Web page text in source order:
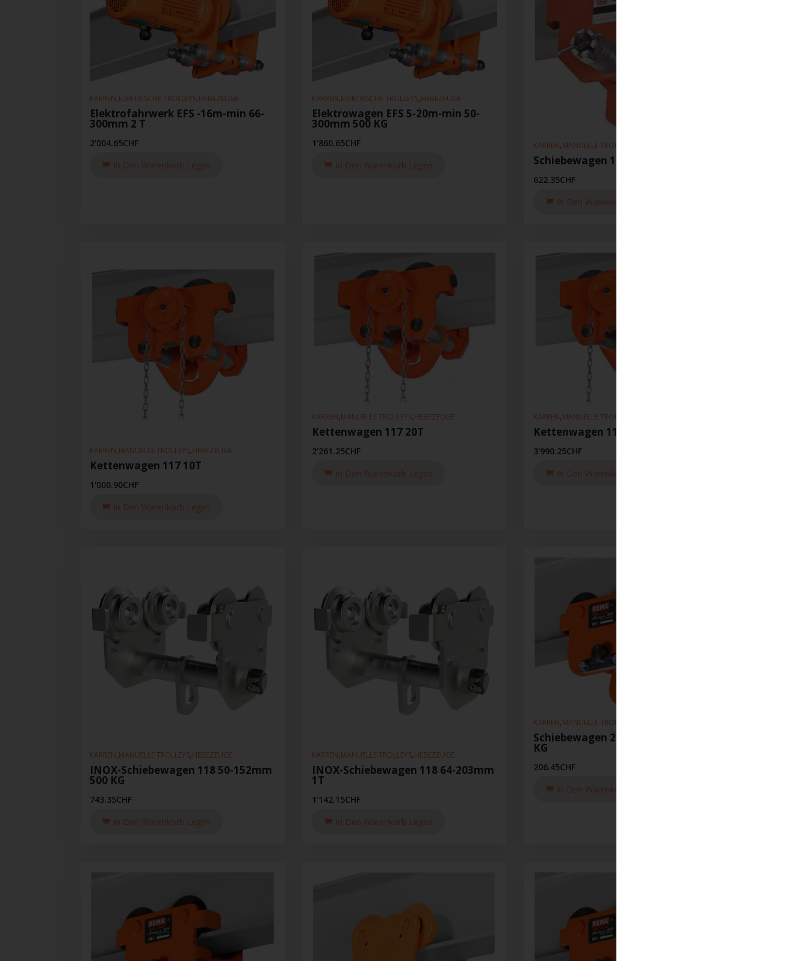
KARREN,ELEKTRISCHE TROLLEYS,HEBEZEUGE
Elektrofahrwerk EFS -16m-min 66-
300mm 2 T
2'004.65CHF
In Den Warenkorb Legen
KARREN,ELEKTRISCHE TROLLEYS,HEBEZEUGE
Elektrowagen EFS 5-20m-min 50-
300mm 500 KG
1'860.65CHF
In Den Warenkorb Legen
KARREN,MANUELLE TROLLEYS
Schiebewagen 116 114-203mm 5T
622.35CHF
In Den Warenkorb Legen
KARREN,MANUELLE TROLLEYS,HEBEZEUGE
Kettenwagen 117 10T
1'000.90CHF
In Den Warenkorb Legen
KARREN,MANUELLE TROLLEYS,HEBEZEUGE
Kettenwagen 117 20T
2'261.25CHF
In Den Warenkorb Legen
KARREN,MANUELLE TROLLEYS
Kettenwagen 117 30T
3'990.25CHF
In Den Warenkorb Legen
KARREN,MANUELLE TROLLEYS,HEBEZEUGE
INOX-Schiebewagen 118 50-152mm
500 KG
743.35CHF
In Den Warenkorb Legen
KARREN,MANUELLE TROLLEYS,HEBEZEUGE
INOX-Schiebewagen 118 64-203mm
1T
1'142.15CHF
In Den Warenkorb Legen
KARREN,MANUELLE TROLLEYS
Schiebewagen 211 50-152mm 250
KG
206.45CHF
In Den Warenkorb Legen